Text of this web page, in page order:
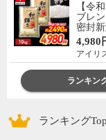
【令
ブレ
密封
米 お
ーヤ
4,980
ランキン
ランキングTop